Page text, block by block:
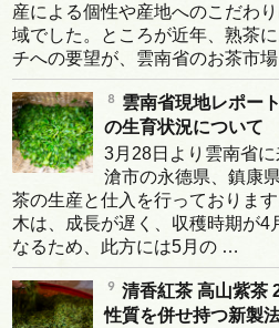
産による個性や産地へのこだわ
域でした。ところが近年、熟茶
チへの要望が、雲南省のお茶市
雲南省現地レポー
の生育状況について
3月28日より雲南省
滄市の永德県、鎮康
茶の生産と仕入を行っておりま
木は、成長が遅く、収穫時期が4
なるため、此方には5月の …
清香紅茶 高山紫茶
性質を併せ持つ新製